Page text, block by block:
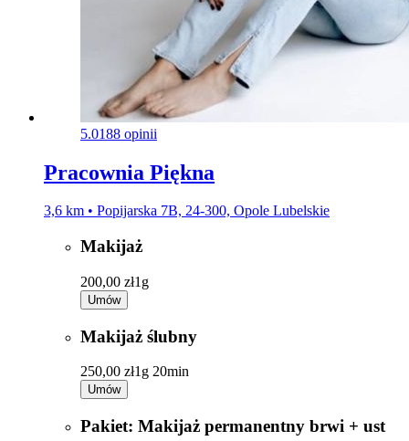
5.0188 opinii
Pracownia Piękna
3,6 km • Popijarska 7B, 24-300, Opole Lubelskie
Makijaż
200,00 zł1g
Umów
Makijaż ślubny
250,00 zł1g 20min
Umów
Pakiet: Makijaż permanentny brwi + ust